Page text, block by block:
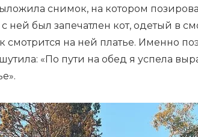
снимок, на котором
ней был запечатлен кот, одетый в
смотрится на ней платье. Именно
«По пути на обед я успела